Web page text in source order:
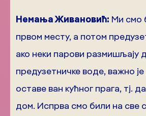
Немања Живановић: Ми смо
првом месту, а потом
ако неки парови размишљају
предузетничке воде, важно
оставе ван кућног прага, тј.
дом. Испрва смо били на све